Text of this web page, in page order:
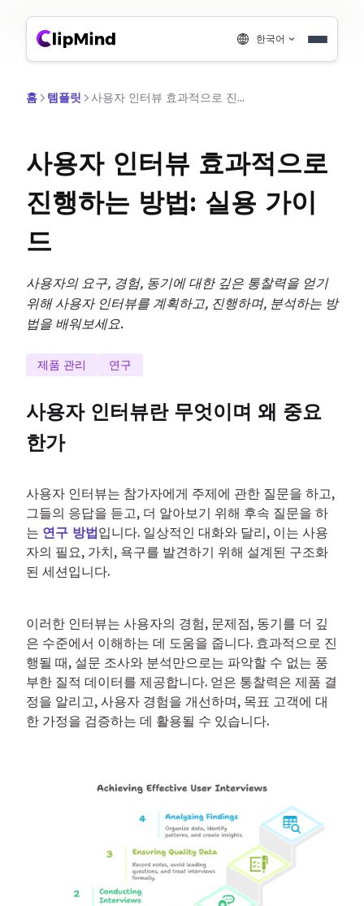
한국어
홈 템플릿 사용자 인터뷰 효과적으로 진행하는 방법: 실용 가이드
사용자 인터뷰 효과적으로
진행하는 방법: 실용 가이
드
사용자의 요구, 경험, 동기에 대한 깊은 통찰력을 얻기
위해 사용자 인터뷰를 계획하고, 진행하며, 분석하는 방
법을 배워보세요.
제품 관리 연구
사용자 인터뷰란 무엇이며 왜 중요
한가
사용자 인터뷰는 참가자에게 주제에 관한 질문을 하고,
그들의 응답을 듣고, 더 알아보기 위해 후속 질문을 하
는 연구 방법입니다. 일상적인 대화와 달리, 이는 사용
자의 필요, 가치, 욕구를 발견하기 위해 설계된 구조화
된 세션입니다.
이러한 인터뷰는 사용자의 경험, 문제점, 동기를 더 깊
은 수준에서 이해하는 데 도움을 줍니다. 효과적으로 진
행될 때, 설문 조사와 분석만으로는 파악할 수 없는 풍
부한 질적 데이터를 제공합니다. 얻은 통찰력은 제품 결
정을 알리고, 사용자 경험을 개선하며, 목표 고객에 대
한 가정을 검증하는 데 활용될 수 있습니다.